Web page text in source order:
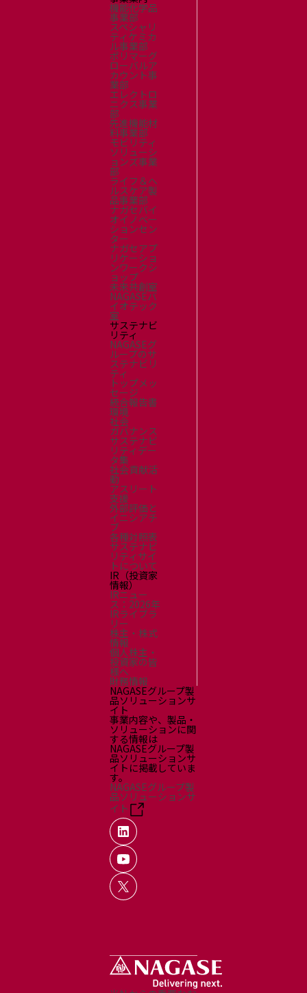
機能化学品
事業部
スペシャリ
ティケミカ
ル事業部
ポリマーグ
ローバルア
カウント事
業部
エレクトロ
ニクス事業
部
先進機能材
料事業部
モビリティ
ソリューシ
ョンズ事業
部
ライフ＆ヘ
ルスケア製
品事業部
ナガセバイ
オイノベー
ションセン
ター
ナガセアプ
リケーショ
ンワークシ
ョップ
未来共創室
NAGASEバ
イオテック
室
サステナビ
リティ
NAGASEグ
ループのサ
ステナビリ
ティ
トップメッ
セージ
統合報告書
環境
社会
ガバナンス
サステナビ
リティデー
タ集
社会貢献活
動
アスリート
支援
外部評価と
イニシアチ
ブ
各種対照表
サステナビ
リティサイ
トについて
IR（投資家
情報）
IRニュー
ス：2026年
IRライブラ
リー
株主・株式
情報
個人株主・
投資家の皆
様へ
財務情報
NAGASEグループ製
品ソリューションサ
イト
事業内容や、製品・
ソリューションに関
する情報は
NAGASEグループ製
品ソリューションサ
イトに掲載していま
す。
NAGASEグループ製
品ソリューションサ
イト